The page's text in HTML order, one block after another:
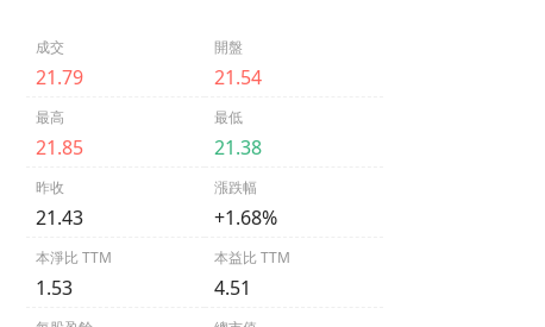
成交
21.79
開盤
21.54
最高
21.85
最低
21.38
昨收
21.43
漲跌幅
+1.68%
本淨比 TTM
1.53
本益比 TTM
4.51